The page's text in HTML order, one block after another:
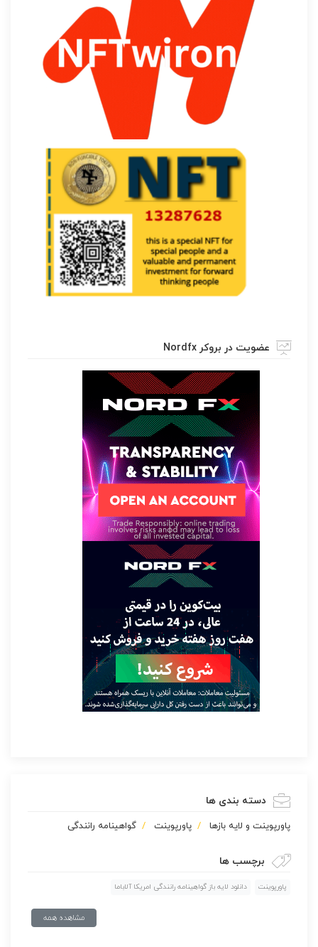
عضویت در بروکر Nordfx
دسته بندی ها
پاورپوينت و لایه بازها پاورپوینت گواهینامه رانندگی
برچسب ها
پاورپوینت دانلود لایه باز گواهینامه رانندگی امریکا آلاباما
مشاهده همه